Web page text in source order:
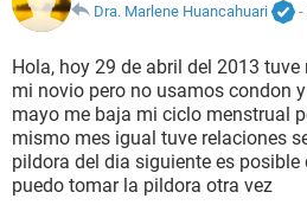
NUTRICIÓN
BIENESTAR
SEXUALIDAD
GLOSARIO
Dra. Marlene Huancahuari
-
Hola, hoy 29 de abril del 2013
mi novio pero no usamos condon
mayo me baja mi ciclo menstrual
mismo mes igual tuve relaciones
pildora del dia siguiente es posible
puedo tomar la pildora otra vez